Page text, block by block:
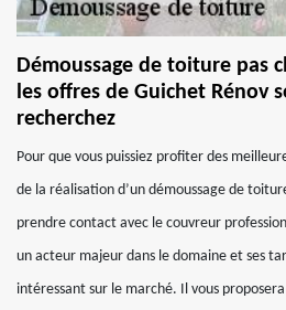
Démoussage de toiture pas
les offres de Guichet Rénov
recherchez
Pour que vous puissiez profiter des
de la réalisation d’un démoussage de
prendre contact avec le couvreur
un acteur majeur dans le domaine et ses
intéressant sur le marché. Il vous